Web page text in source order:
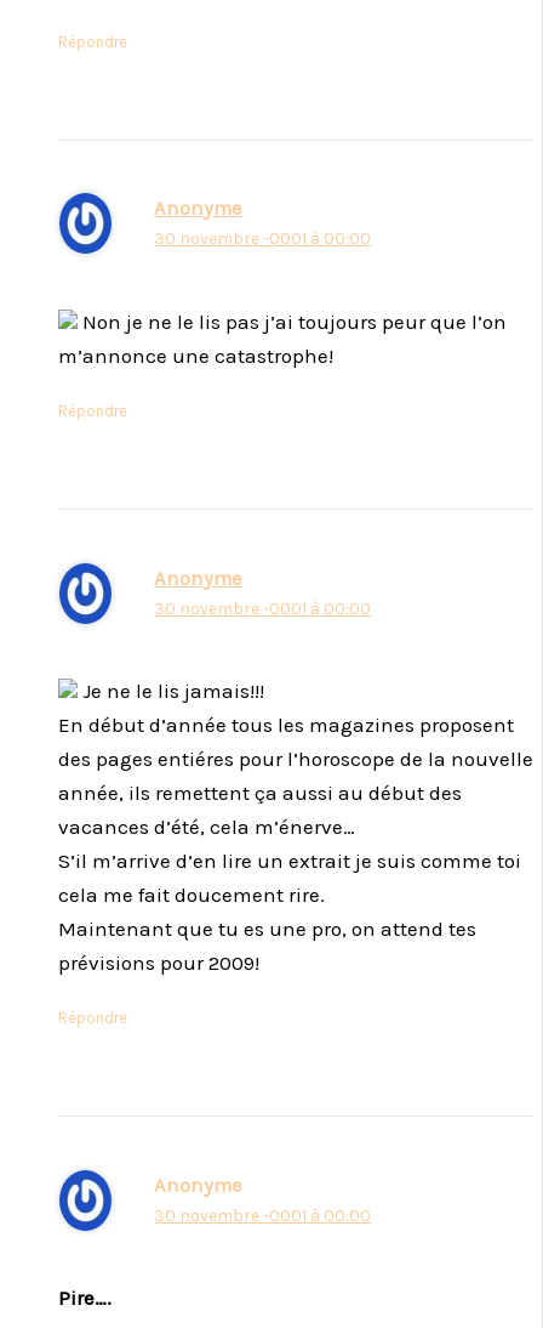
Répondre
Anonyme
30 novembre -0001 à 00:00
Non je ne le lis pas j’ai toujours peur que l’on
m’annonce une catastrophe!
Répondre
Anonyme
30 novembre -0001 à 00:00
Je ne le lis jamais!!!
En début d’année tous les magazines proposent
des pages entiéres pour l’horoscope de la nouvelle
année, ils remettent ça aussi au début des
vacances d’été, cela m’énerve…
S’il m’arrive d’en lire un extrait je suis comme toi
cela me fait doucement rire.
Maintenant que tu es une pro, on attend tes
prévisions pour 2009!
Répondre
Anonyme
30 novembre -0001 à 00:00
Pire….